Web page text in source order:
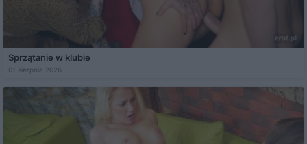
Sprzątanie w klubie
01 sierpnia 2026